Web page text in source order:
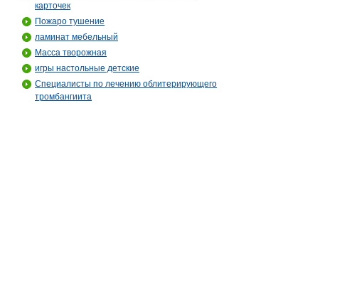
карточек
Пожаро тушение
ламинат мебельный
Масса творожная
игры настольные детские
Специалисты по лечению облитерирующего
тромбангиита